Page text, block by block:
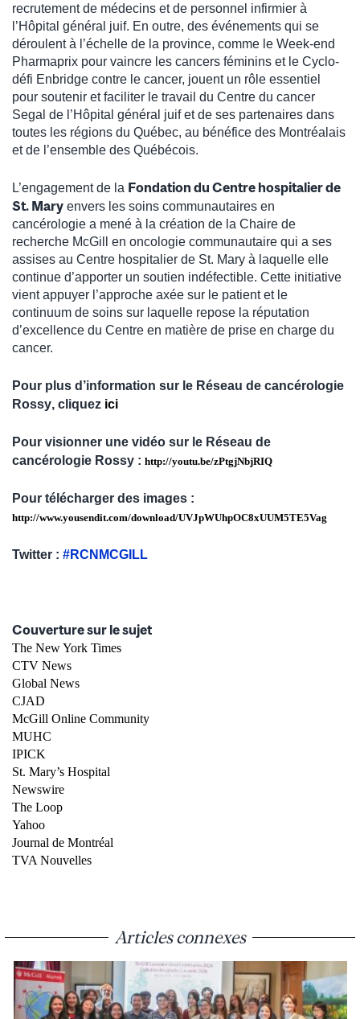
recrutement de médecins et de personnel infirmier à
l’Hôpital général juif. En outre, des événements qui se
déroulent à l’échelle de la province, comme le Week-end
Pharmaprix pour vaincre les cancers féminins et le Cyclo-
défi Enbridge contre le cancer, jouent un rôle essentiel
pour soutenir et faciliter le travail du Centre du cancer
Segal de l’Hôpital général juif et de ses partenaires dans
toutes les régions du Québec, au bénéfice des Montréalais
et de l’ensemble des Québécois.
L’engagement de la Fondation du Centre hospitalier de
St. Mary envers les soins communautaires en
cancérologie a mené à la création de la Chaire de
recherche McGill en oncologie communautaire qui a ses
assises au Centre hospitalier de St. Mary à laquelle elle
continue d’apporter un soutien indéfectible. Cette initiative
vient appuyer l’approche axée sur le patient et le
continuum de soins sur laquelle repose la réputation
d’excellence du Centre en matière de prise en charge du
cancer.
Pour plus d’information sur le Réseau de cancérologie
Rossy, cliquez ici
Pour visionner une vidéo sur le Réseau de
cancérologie Rossy : http://youtu.be/zPtgjNbjRIQ
Pour télécharger des images :
http://www.yousendit.com/download/UVJpWUhpOC8xUUM5TE5Vag
Twitter : #RCNMCGILL
Couverture sur le sujet
The New York Times
CTV News
Global News
CJAD
McGill Online Community
MUHC
IPICK
St. Mary’s Hospital
Newswire
The Loop
Yahoo
Journal de Montréal
TVA Nouvelles
Articles connexes